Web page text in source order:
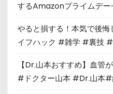
するAmazonプライムデー
やると損する！本気で後
イフハック #雑学 #裏技
【Dr.山本おすすめ】血管
#ドクター山本 #Dr.山本